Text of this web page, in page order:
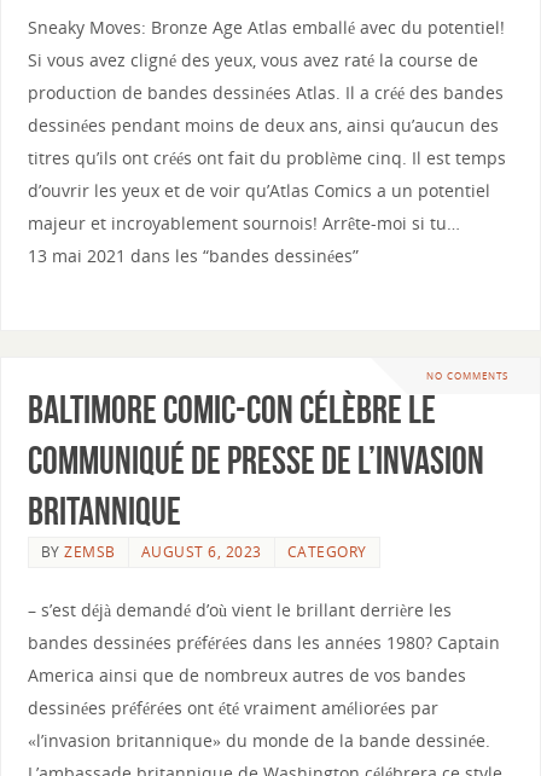
Sneaky Moves: Bronze Age Atlas emballé avec du potentiel!
Si vous avez cligné des yeux, vous avez raté la course de
production de bandes dessinées Atlas. Il a créé des bandes
dessinées pendant moins de deux ans, ainsi qu’aucun des
titres qu’ils ont créés ont fait du problème cinq. Il est temps
d’ouvrir les yeux et de voir qu’Atlas Comics a un potentiel
majeur et incroyablement sournois! Arrête-moi si tu…
13 mai 2021 dans les “bandes dessinées”
NO COMMENTS
Baltimore Comic-Con célèbre le
communiqué de presse de l’invasion
britannique
BYZEMSB AUGUST 6, 2023 CATEGORY
– s’est déjà demandé d’où vient le brillant derrière les
bandes dessinées préférées dans les années 1980? Captain
America ainsi que de nombreux autres de vos bandes
dessinées préférées ont été vraiment améliorées par
«l’invasion britannique» du monde de la bande dessinée.